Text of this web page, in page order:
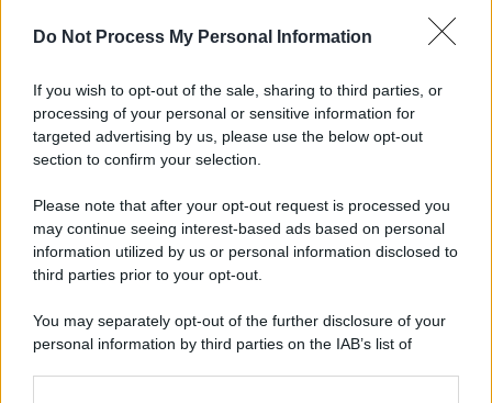
Do Not Process My Personal Information
If you wish to opt-out of the sale, sharing to third parties, or
processing of your personal or sensitive information for
targeted advertising by us, please use the below opt-out
section to confirm your selection.
Please note that after your opt-out request is processed you
may continue seeing interest-based ads based on personal
information utilized by us or personal information disclosed to
third parties prior to your opt-out.
You may separately opt-out of the further disclosure of your
personal information by third parties on the IAB’s list of